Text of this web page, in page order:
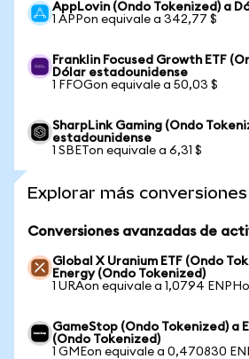
AppLovin (Ondo Tokenized) a
1 APPon equivale a 342,77 $
Franklin Focused Growth ETF
Dólar estadounidense
1 FFOGon equivale a 50,03 $
SharpLink Gaming (Ondo
estadounidense
1 SBETon equivale a 6,31 $
Explorar más conversiones
Conversiones avanzadas de
Global X Uranium ETF (Ondo
Energy (Ondo Tokenized)
1 URAon equivale a 1,0794
GameStop (Ondo Tokenized) a
(Ondo Tokenized)
1 GMEon equivale a 0,470830